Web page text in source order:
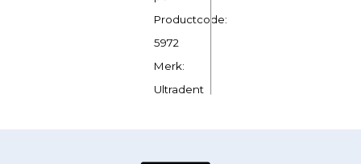
Productcode:
5972
Merk:
Ultradent